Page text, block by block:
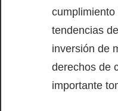
tendencias
inversión de
derechos de
importante